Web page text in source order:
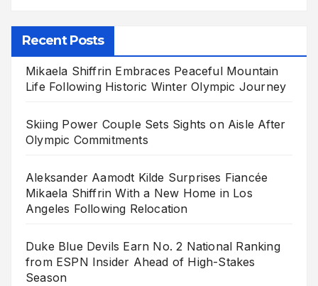
Recent Posts
Mikaela Shiffrin Embraces Peaceful Mountain
Life Following Historic Winter Olympic Journey
Skiing Power Couple Sets Sights on Aisle After
Olympic Commitments
Aleksander Aamodt Kilde Surprises Fiancée
Mikaela Shiffrin With a New Home in Los
Angeles Following Relocation
Duke Blue Devils Earn No. 2 National Ranking
from ESPN Insider Ahead of High-Stakes
Season